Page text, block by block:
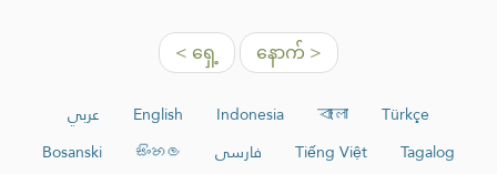
< ရှေ့ နောက် >
عربي English Indonesia বাংলা
Türkçe
Bosanski
සිංහල فارسی Tiếng Việt
Tagalog